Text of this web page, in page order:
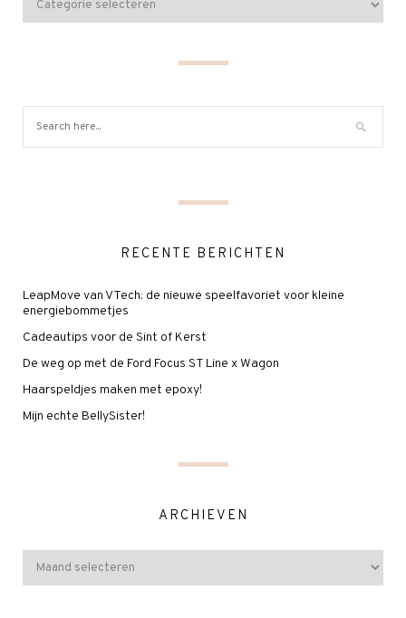
RECENTE BERICHTEN
LeapMove van VTech: de nieuwe speelfavoriet voor kleine
energiebommetjes
Cadeautips voor de Sint of Kerst
De weg op met de Ford Focus ST Line x Wagon
Haarspeldjes maken met epoxy!
Mijn echte BellySister!
ARCHIEVEN